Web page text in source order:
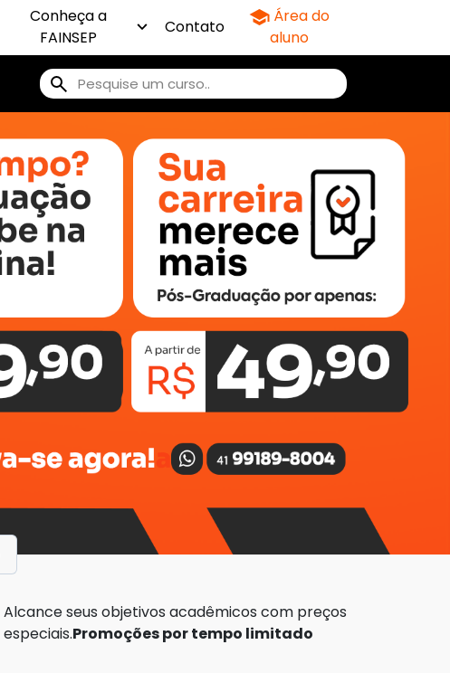
Conheça a
FAINSEP
Contato
Área do
aluno
Alcance seus objetivos acadêmicos com preços
especiais.Promoções por tempo limitado